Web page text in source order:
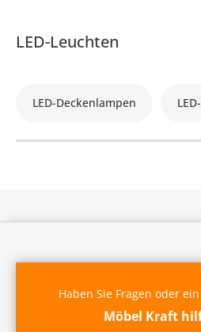
LED-Leuchten
LED-Deckenlampen
Haben Sie Fragen oder
Möbel Kraft